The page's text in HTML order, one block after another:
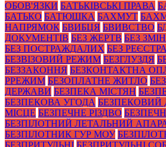
ОБОВ'ЯЗКИ БАТЬКІВСЬКІ ПРАВА
БАТЬКО БАТЮШКА БАХМУТ
НАПРЯМОК БВИБЦЯ БВИВСТВО
ДОКУМЕНТІВ БЕЗ ЖЕРТВ БЕЗ ЗМІН
БЕЗ ПОСТРАЖДАЛИХ БЕЗ
БЕЗВІЗОВИЙ РЕЖИМ БЕЗГЛУЗДЯ
БЕЗЗАКОННЯ БЕЗКОНТАКТНА
РРЕЖИМ БЕЗОПЛАТНЕ ЖИТЛО
ДЕРЖАВИ БЕЗПЕКА МІСТЯН
БЕЗПЕКОВА УГОДА БЕЗПЕКОВИЙ
МІСЦЕ БЕЗПЕЧНЕ РІЗДВО
БЕЗПІЛОТНИЙ ЛЕТАЛЬНИЙ
БЕЗПІЛОТНИК ГУР МОУ
БЕЗПРИТУЛЬНІ БЕЗПРИТУЛЬНІ